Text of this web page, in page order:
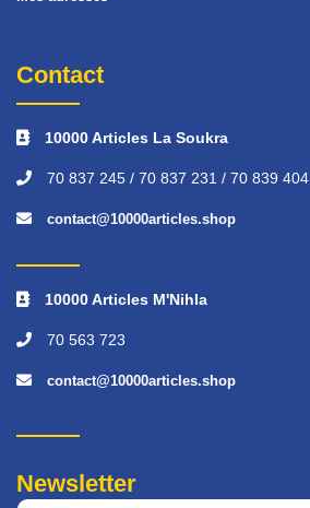
Contact
10000 Articles La Soukra
70 837 245 / 70 837 231 / 70 839 404
contact@10000articles.shop
10000 Articles M'Nihla
70 563 723
contact@10000articles.shop
Newsletter